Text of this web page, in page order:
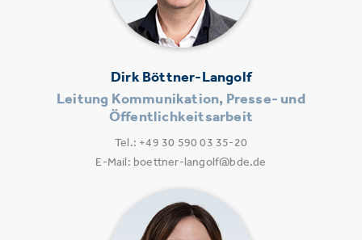
Dirk Böttner-Langolf
Leitung Kommunikation, Presse- und
Öffentlichkeitsarbeit
Tel.: +49 30 590 03 35-20
E-Mail: boettner-langolf@bde.de